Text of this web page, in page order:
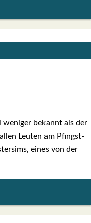
weni­ger bekannt als der
Leu­ten am Pfingst­
eines von der